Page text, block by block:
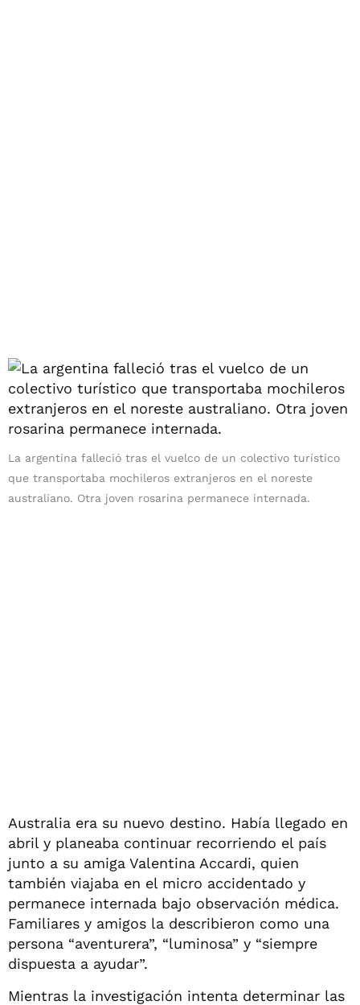
La argentina falleció tras el vuelco de un colectivo turístico
que transportaba mochileros extranjeros en el noreste
australiano. Otra joven rosarina permanece internada.
Australia era su nuevo destino. Había llegado en
abril y planeaba continuar recorriendo el país
junto a su amiga Valentina Accardi, quien
también viajaba en el micro accidentado y
permanece internada bajo observación médica.
Familiares y amigos la describieron como una
persona “aventurera”, “luminosa” y “siempre
dispuesta a ayudar”.
Mientras la investigación intenta determinar las